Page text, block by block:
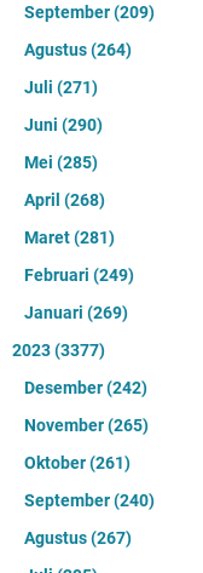
September(209)
Agustus(264)
Juli (271)
Juni (290)
Mei (285)
April (268)
Maret(281)
Februari (249)
Januari (269)
2023(3377)
Desember(242)
November(265)
Oktober(261)
September(240)
Agustus(267)